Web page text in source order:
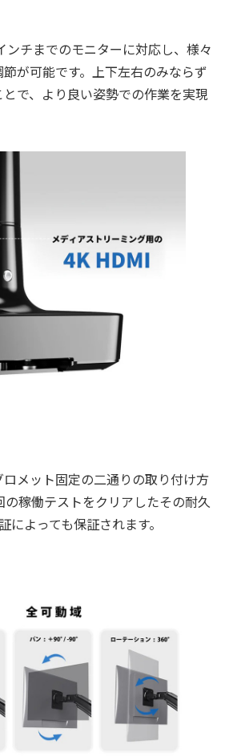
チまでのモニターに対応し、様々
が可能です。上下左右のみならず
で、より良い姿勢での作業を実現
メット固定の二通りの取り付け方
稼働テストをクリアしたその耐久
によっても保証されます。